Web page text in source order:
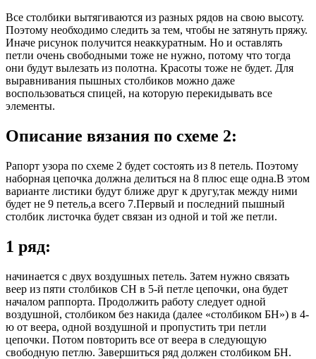
Все столбики вытягиваются из разных рядов на свою высоту.
Поэтому необходимо следить за тем, чтобы не затянуть пряжу.
Иначе рисунок получится неаккуратным. Но и оставлять
петли очень свободными тоже не нужно, потому что тогда
они будут вылезать из полотна. Красоты тоже не будет. Для
выравнивания пышных столбиков можно даже
воспользоваться спицей, на которую перекидывать все
элементы.
Описание вязания по схеме 2:
Рапорт узора по схеме 2 будет состоять из 8 петель. Поэтому
наборная цепочка должна делиться на 8 плюс еще одна.В этом
варианте листики будут ближе друг к другу,так между ними
будет не 9 петель,а всего 7.Первый и последний пышный
столбик листочка будет связан из одной и той же петли.
1 ряд:
начинается с двух воздушных петель. Затем нужно связать
веер из пяти столбиков СН в 5-й петле цепочки, она будет
началом раппорта. Продолжить работу следует одной
воздушной, столбиком без накида (далее «столбиком БН») в 4-
ю от веера, одной воздушной и пропустить три петли
цепочки. Потом повторить все от веера в следующую
свободную петлю. Завершиться ряд должен столбиком БН.